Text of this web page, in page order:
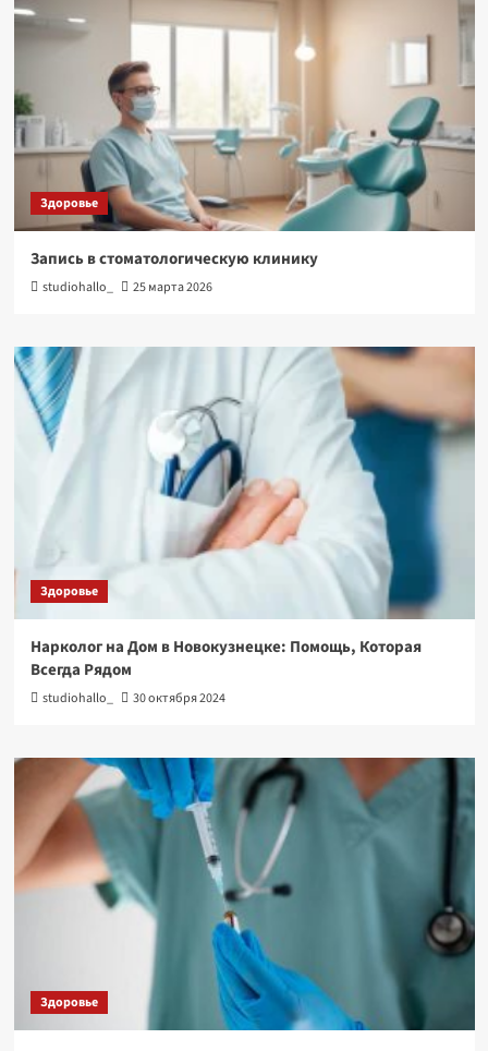
Здоровье
Запись в стоматологическую клинику
studiohallo_ 25 марта 2026
Здоровье
Нарколог на Дом в Новокузнецке: Помощь, Которая
Всегда Рядом
studiohallo_ 30 октября 2024
Здоровье